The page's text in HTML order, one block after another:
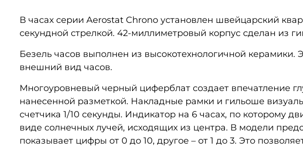
В часах серии Aerostat Chrono установлен швейцарский
секундной стрелкой. 42-миллиметровый корпус сделан из
Безель часов выполнен из высокотехнологичной
внешний вид часов.
Многоуровневый черный циферблат создает впечатление
нанесенной разметкой. Накладные рамки и гильоше
счетчика 1/10 секунды. Индикатор на 6 часах, по которому
виде солнечных лучей, исходящих из центра. В модели
показывает цифры от 0 до 10, другое – от 1 до 3. Это